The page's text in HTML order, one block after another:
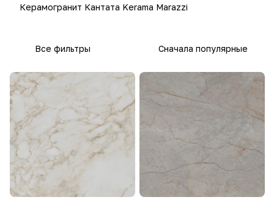
Керамогранит Кантата Kerama Marazzi
Все фильтры Сначала популярные